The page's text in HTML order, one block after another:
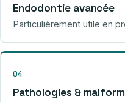
Endodontie avancée
Particulièrement utile en
04
Pathologies &